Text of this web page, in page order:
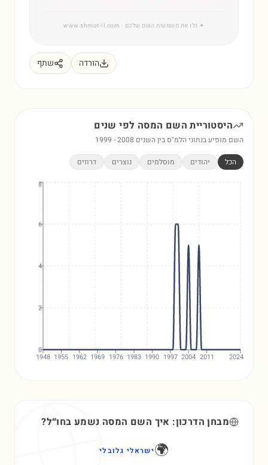
✦ גלו את משמעות השם שלכם · www.shmot-il.com
הורדה שתף
היסטוריית השם המסה לפי שנים
השם מופיע בנתוני הלמ"ס בין השנים 1999 -2008
הכל יהודים מוסלמים נוצרים דרוזים
1948 1955 1962 1969 1976 1983 1990 1997 2004 2011 2024
0
2
4
6
8
מבחן הדרכון: איך השם המסה נשמע בחו״ל?
🌍ישראלי גלובלי